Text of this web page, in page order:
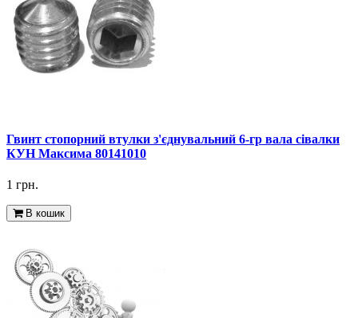
Гвинт стопорний втулки з'єднувальний 6-гр вала сівалки
КУН Максима 80141010
1 грн.
В кошик